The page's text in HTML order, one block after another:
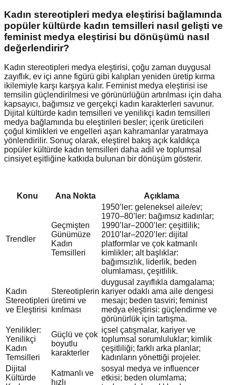
Kadın stereotipleri medya eleştirisi bağlamında
popüler kültürde kadın temsilleri nasıl gelişti ve
feminist medya eleştirisi bu dönüşümü nasıl
değerlendirir?
Kadın stereotipleri medya eleştirisi, çoğu zaman duygusal
zayıflık, ev içi anne figürü gibi kalıpları yeniden üretip kırma
ikilemiyle karşı karşıya kalır. Feminist medya eleştirisi ise
temsilin güçlendirilmesi ve görünürlüğün artırılması için daha
kapsayıcı, bağımsız ve gerçekçi kadın karakterleri savunur.
Dijital kültürde kadın temsilleri ve yenilikçi kadın temsilleri
medya bağlamında bu eleştirileri besler; içerik üreticileri
çoğul kimlikleri ve engelleri aşan kahramanlar yaratmaya
yönlendirilir. Sonuç olarak, eleştirel bakış açık kaldıkça
popüler kültürde kadın temsilleri daha adil ve toplumsal
cinsiyet eşitliğine katkıda bulunan bir dönüşüm gösterir.
Konu Ana Nokta Açıklama
Trendler
Geçmişten
Günümüze
Kadın
Temsilleri
1950’ler: geleneksel aile/ev;
1970–80’ler: bağımsız kadınlar;
1990’lar–2000’ler: çeşitlilik;
2010’lar–2020’ler: dijital
platformlar ve çok katmanlı
kimlikler; alt başlıklar:
bağımsızlık, liderlik, beden
olumlaması, çeşitlilik.
Kadın
Stereotipleri
ve Eleştirisi
Stereotiplerin
üretimi ve
kırılması
duygusal zayıflıkla damgalama;
kariyer odaklı ama aile dengesi
mesajı; beden tasviri; feminist
medya eleştirisi: güçlendirme ve
görünürlük için tartışma.
Yenilikler:
Yenilikçi
Kadın
Temsilleri
Güçlü ve çok
boyutlu
karakterler
içsel çatışmalar, kariyer ve
toplumsal sorumluluklar; kimlik
çeşitliliği; farklı arka planlar;
kadınların yönettiği projeler.
Dijital
Kültürde
Katmanlı ve
hızlı
sosyal medya ve influencer
etkisi; beden olumlama;